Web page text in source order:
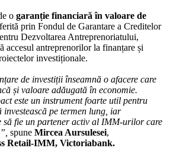
o garanție financiară în valoare de
prin Fondul de Garantare a Creditelor
Dezvoltarea Antreprenoriatului,
accesul antreprenorilor la finanțare și
investiționale.
de investiții înseamnă o afacere care
și valoare adăugată în economie.
este un instrument foarte util pentru
pe termen lung, iar
să fie un partener activ al IMM-urilor care
spune Mircea Aursulesei,
Retail-IMM, Victoriabank.